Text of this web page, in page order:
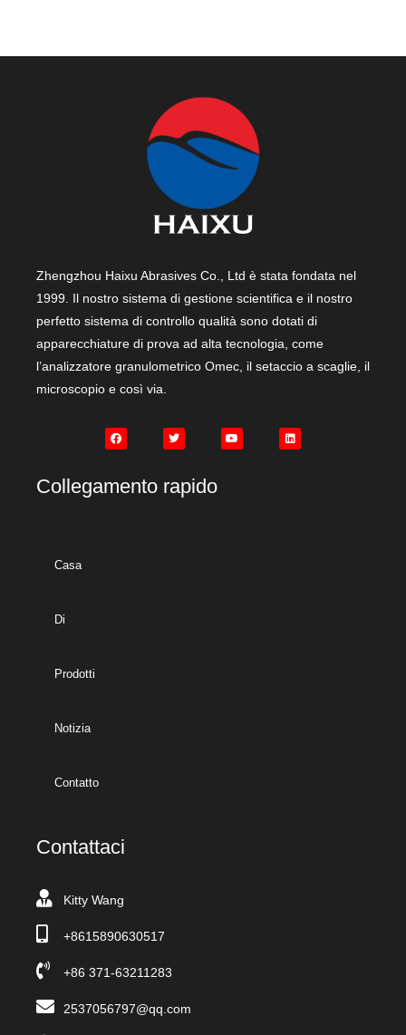
Zhengzhou Haixu Abrasives Co., Ltd è stata fondata nel
1999. Il nostro sistema di gestione scientifica e il nostro
perfetto sistema di controllo qualità sono dotati di
apparecchiature di prova ad alta tecnologia, come
l’analizzatore granulometrico Omec, il setaccio a scaglie, il
microscopio e così via.
Collegamento rapido
Casa
Di
Prodotti
Notizia
Contatto
Contattaci
Kitty Wang
+8615890630517
+86 371-63211283
2537056797@qq.com